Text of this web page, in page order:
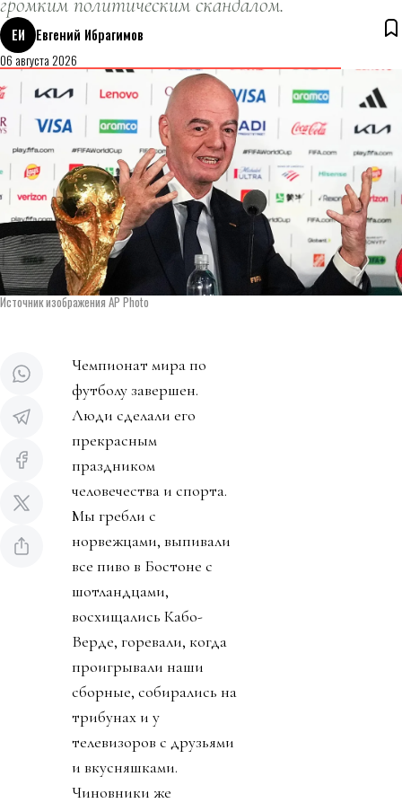
ЕИ
Евгений Ибрагимов
06 августа 2026
Источник изображения AP Photo
Чемпионат мира по
футболу завершен.
Люди сделали его
прекрасным
праздником
человечества и спорта.
Мы гребли с
норвежцами, выпивали
все пиво в Бостоне с
шотландцами,
восхищались Кабо-
Верде, горевали, когда
проигрывали наши
сборные, собирались на
трибунах и у
телевизоров с друзьями
и вкусняшками.
Чиновники же